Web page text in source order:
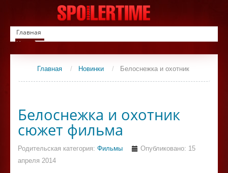
Главная
Новинки
Список фильмов
СериалыГлавная / Новинки / Белоснежка и охотник
Белоснежка и охотник
сюжет фильма
Родительская категория: Фильмы
Опубликовано: 15
апреля 2014